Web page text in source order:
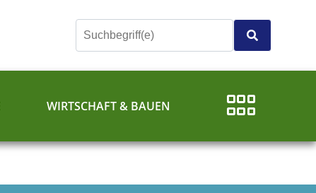
WIRTSCHAFT & BAUEN